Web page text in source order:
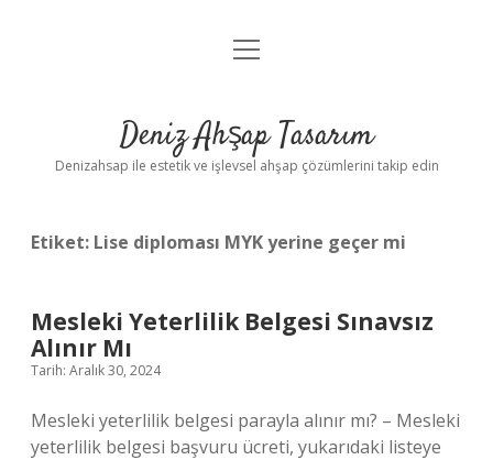
Anasayfa
Yasal Uyarı
menüyü
Deniz Ahşap Tasarım
Denizahsap ile estetik ve işlevsel ahşap çözümlerini takip edin
Etiket: Lise diploması MYK yerine geçer mi
Mesleki Yeterlilik Belgesi Sınavsız
Alınır Mı
Tarih: Aralık 30, 2024
Mesleki yeterlilik belgesi parayla alınır mı? – Mesleki
yeterlilik belgesi başvuru ücreti, yukarıdaki listeye